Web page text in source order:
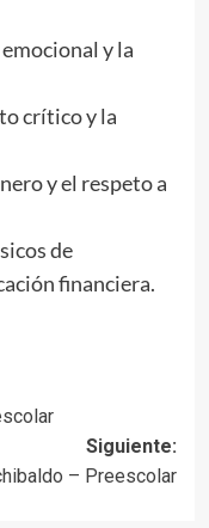
y la
crítico y la
y el respeto a
de
financiera.
Siguiente:
– Preescolar